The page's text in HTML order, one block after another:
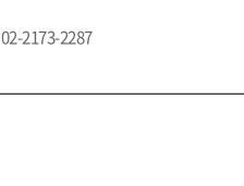
02-2173-2287